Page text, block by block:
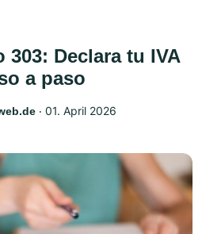
303: Declara tu IVA
a paso
‧ 01. April 2026